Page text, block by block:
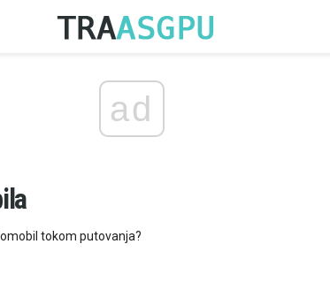
ad
tokom putovanja?